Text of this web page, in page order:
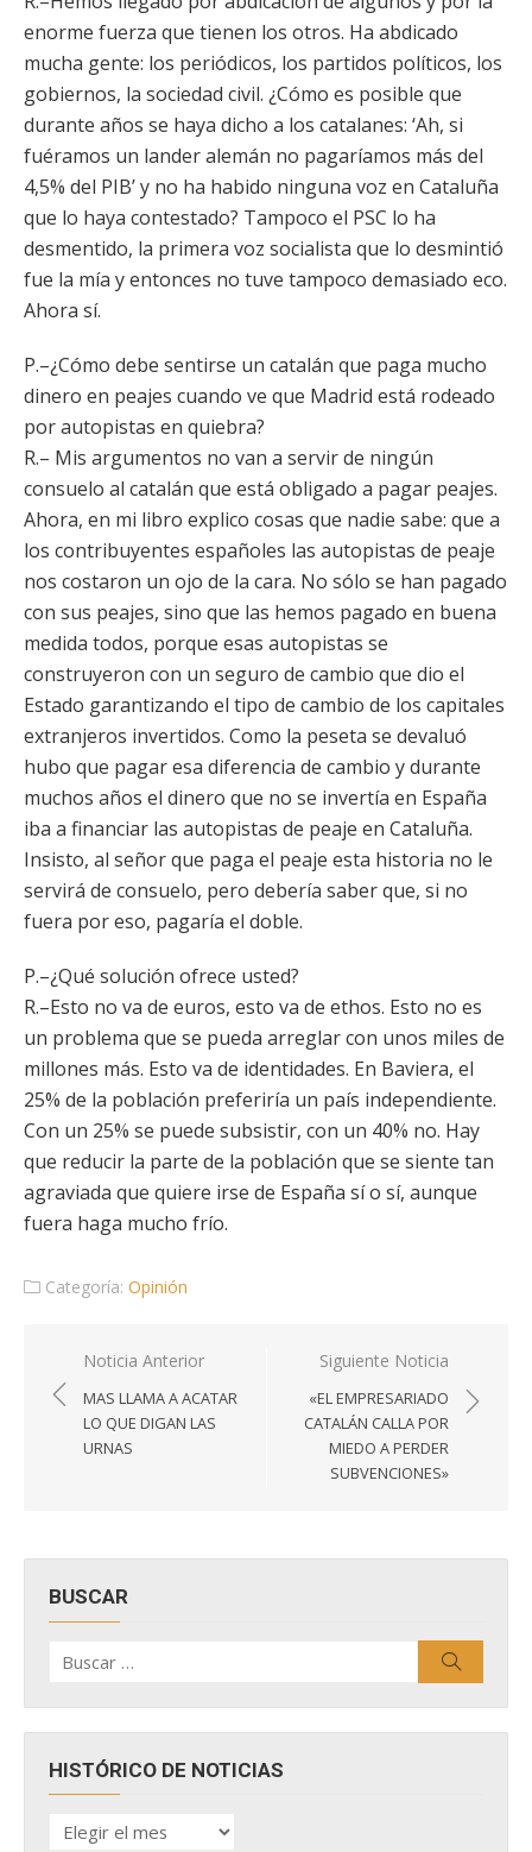
enorme fuerza que tienen los otros. Ha abdicado
mucha gente: los periódicos, los partidos políticos, los
gobiernos, la sociedad civil. ¿Cómo es posible que
durante años se haya dicho a los catalanes: ‘Ah, si
fuéramos un lander alemán no pagaríamos más del
4,5% del PIB’ y no ha habido ninguna voz en Cataluña
que lo haya contestado? Tampoco el PSC lo ha
desmentido, la primera voz socialista que lo desmintió
fue la mía y entonces no tuve tampoco demasiado eco.
Ahora sí.
P.–¿Cómo debe sentirse un catalán que paga mucho
dinero en peajes cuando ve que Madrid está rodeado
por autopistas en quiebra?
R.– Mis argumentos no van a servir de ningún
consuelo al catalán que está obligado a pagar peajes.
Ahora, en mi libro explico cosas que nadie sabe: que a
los contribuyentes españoles las autopistas de peaje
nos costaron un ojo de la cara. No sólo se han pagado
con sus peajes, sino que las hemos pagado en buena
medida todos, porque esas autopistas se
construyeron con un seguro de cambio que dio el
Estado garantizando el tipo de cambio de los capitales
extranjeros invertidos. Como la peseta se devaluó
hubo que pagar esa diferencia de cambio y durante
muchos años el dinero que no se invertía en España
iba a financiar las autopistas de peaje en Cataluña.
Insisto, al señor que paga el peaje esta historia no le
servirá de consuelo, pero debería saber que, si no
fuera por eso, pagaría el doble.
P.–¿Qué solución ofrece usted?
R.–Esto no va de euros, esto va de ethos. Esto no es
un problema que se pueda arreglar con unos miles de
millones más. Esto va de identidades. En Baviera, el
25% de la población preferiría un país independiente.
Con un 25% se puede subsistir, con un 40% no. Hay
que reducir la parte de la población que se siente tan
agraviada que quiere irse de España sí o sí, aunque
fuera haga mucho frío.
Categoría: Opinión
Navegación
de
entradas
Noticia Anterior
MAS LLAMA A ACATAR
LO QUE DIGAN LAS
URNAS
Siguiente Noticia
«EL EMPRESARIADO
CATALÁN CALLA POR
MIEDO A PERDER
SUBVENCIONES»
BUSCAR
por:
HISTÓRICO DE NOTICIAS
HISTÓRICO
DE